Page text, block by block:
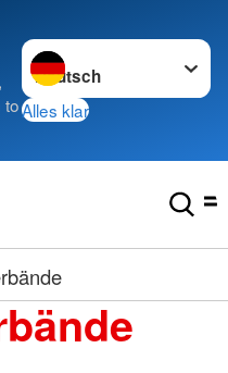
to
Sprache wechseln zu
Alles klar